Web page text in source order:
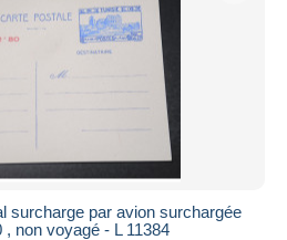
surcharge par avion surchargée
, non voyagé - L 11384